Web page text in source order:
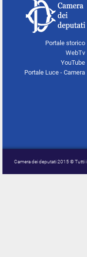
Portale storico
WebTv
YouTube
Portale Luce - Camera
Camera dei deputati 2015 © Tutti i